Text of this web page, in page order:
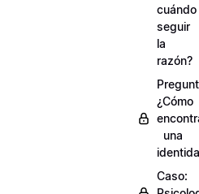
cuándo
seguir
la
razón?
¿Cómo
una
Caso: